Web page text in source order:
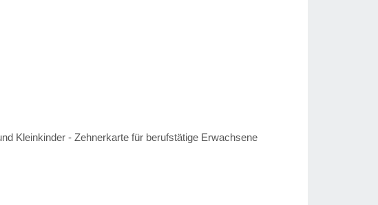
Kleinkinder - Zehnerkarte für berufstätige Erwachsene